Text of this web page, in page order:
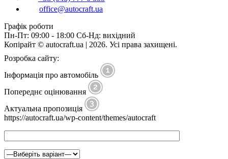
office@autocraft.ua
Графік роботи
Пн-Пт: 09:00 - 18:00 Сб-Нд: вихідний
Копірайт © autocraft.ua | 2026. Усі права захищені.
Розробка сайту:
Інформація про автомобіль
Попереднє оцінювання
Актуальна пропозиція
https://autocraft.ua/wp-content/themes/autocraft